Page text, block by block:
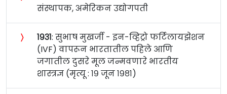
संस्थापक, अमेरिकन उद्योगपती
〉 १९३१: सुभाष मुखर्जी - इन-व्हिट्रो फर्टिलायझेशन
(IVF) वापरून भारतातील पहिले आणि
जगातील दुसरे मूल जन्मवणारे भारतीय
शास्त्रज्ञ (मृत्यू : १९ जून १९८१)